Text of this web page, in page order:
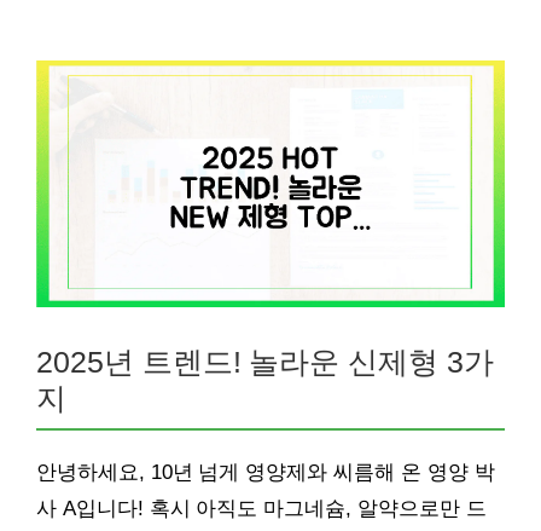
2025년 트렌드! 놀라운 신제형 3가
지
안녕하세요, 10년 넘게 영양제와 씨름해 온 영양 박
사 A입니다! 혹시 아직도 마그네슘, 알약으로만 드